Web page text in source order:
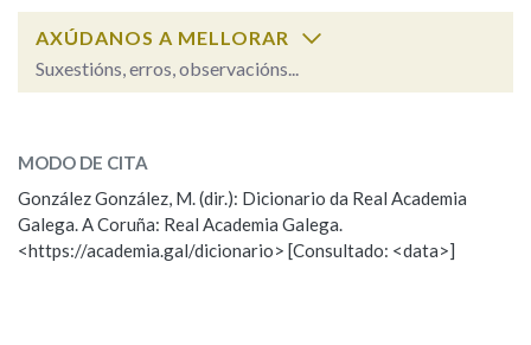
Na fraseoloxía
OUTRAS OPCIÓNS DE BUSCA
Marcas gramaticais
AXÚDANOS A MELLORAR
Suxestións, erros, observacións...
ESCOLLE UNHA OPCIÓN:
Observación Hai un erro na palabra
Propoño mellorar a definición
MODO DE CITA
González González, M. (dir.): Dicionario da Real Academia
Galega. A Coruña: Real Academia Galega.
<https://academia.gal/dicionario> [Consultado: <data>]